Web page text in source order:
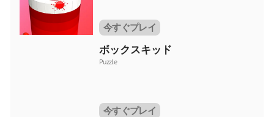
今すぐプレイ
ボックスキッド
Puzzle
今すぐプレイ